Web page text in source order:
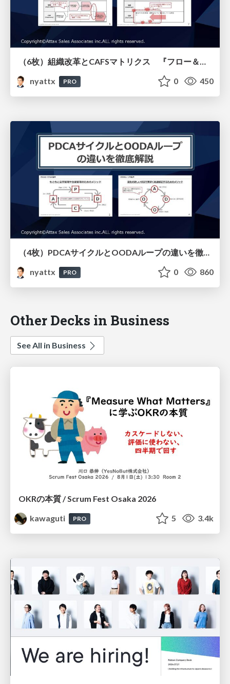
（6枚）組織改革とCAFSマトリクス 『フロー＆ストック』より
nyattx
PRO 0 450
（4枚）PDCAサイクルとOODAループの違いを徹底解説
nyattx
PRO 0 860
Other Decks in Business
See All in Business
OKRの本質 / Scrum Fest Osaka 2026
kawaguti
PRO 5 3.4k